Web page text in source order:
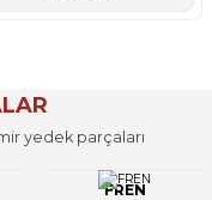
yedek parçaları
FREN